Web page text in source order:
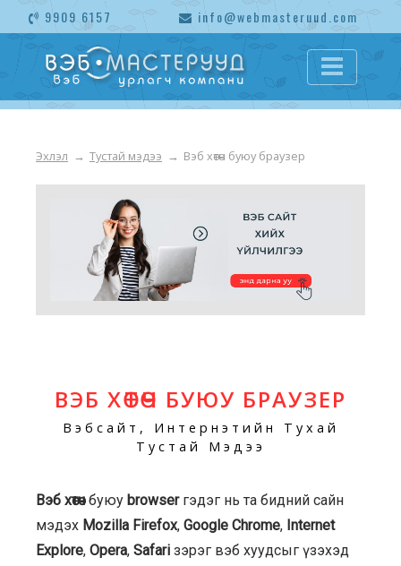
9909 6157 info@webmasteruud.com
Эхлэл → Тустай мэдээ → Вэб хөтөч буюу браузер
ВЭБ ХӨТӨЧ БУЮУ БРАУЗЕР
Вэбсайт, Интернэтийн Тухай
Тустай Мэдээ
Вэб хөтөчбуюу browserгэдэг нь та бидний сайн
мэдэх Mozilla Firefox, Google Chrome, Internet
Explore, Opera, Safari зэрэг вэб хуудсыг үзэхэд